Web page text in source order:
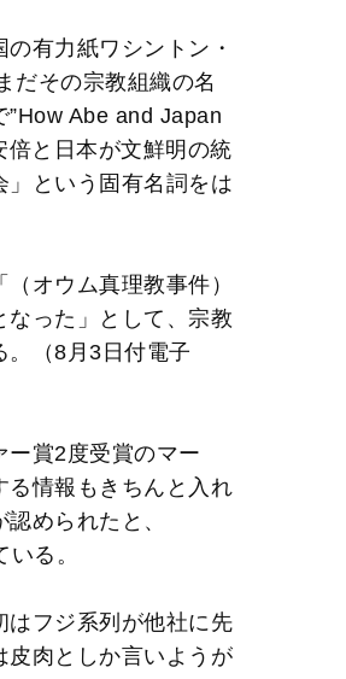
有力紙ワシントン・
だその宗教組織の名
Abe and Japan
と日本が文鮮明の統
という固有名詞をは
オウム真理教事件）
った」として、宗教
。（8月3日付電子
ー賞2度受賞のマー
る情報もきちんと入れ
められたと、
る。
はフジ系列が他社に先
皮肉としか言いようが